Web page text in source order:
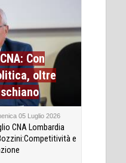
Con
oltre
05 Luglio 2026
CNA Lombardia
e